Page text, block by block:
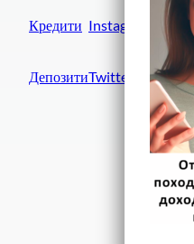
Кредити
Депозити
Instagram
Twitter